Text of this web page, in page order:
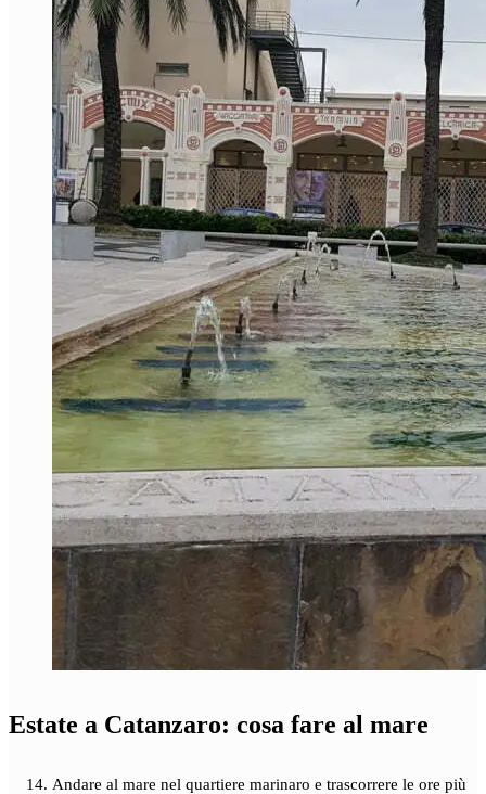
Estate a Catanzaro: cosa fare al mare
Andare al mare nel quartiere marinaro e trascorrere le ore più